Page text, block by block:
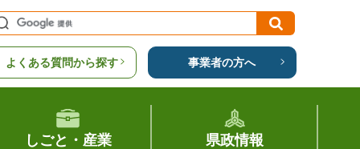
よくある質問から探す 事業者の方へ
しごと・産業 県政情報